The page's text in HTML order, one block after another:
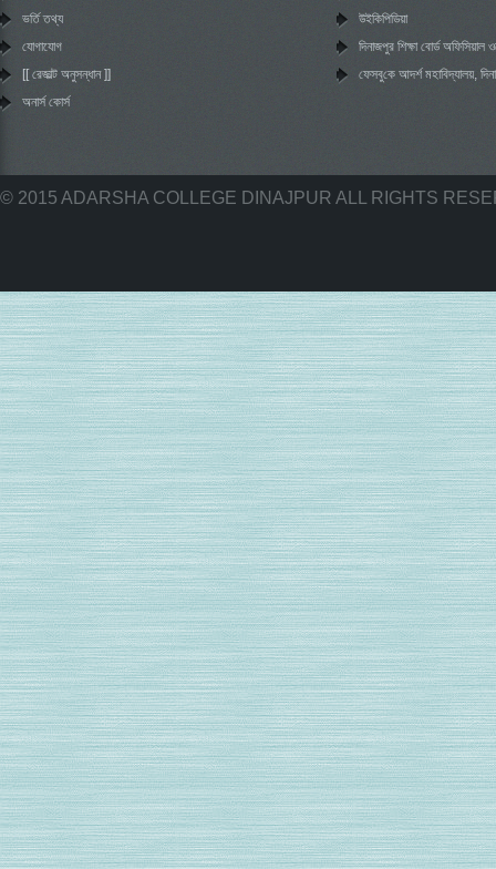
ভর্তি তথ্য
যোগাযোগ
[[ রেজাল্ট অনুসন্ধান ]]
অনার্স কোর্স
উইকিপিডিয়া
দিনাজপুর শিক্ষা বোর্ড অফিসিয়াল
‌ফেসবু‌কে আদর্শ মহা‌বিদ্যালয়,
© 2015 ADARSHA COLLEGE DINAJPUR ALL RIGHTS